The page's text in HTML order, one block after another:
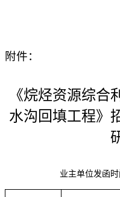
附件：
《烷烃资源综合
水沟回填工程》
业主单位发函时